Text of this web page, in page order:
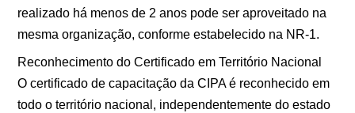
realizado há menos de 2 anos pode ser aproveitado na
mesma organização, conforme estabelecido na NR-1.
Reconhecimento do Certificado em Território Nacional
O certificado de capacitação da CIPA é reconhecido em
todo o território nacional, independentemente do estado